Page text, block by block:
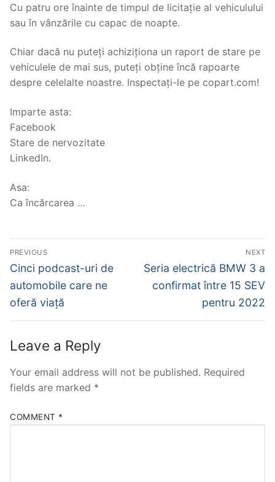
Cu patru ore înainte de timpul de licitație al vehiculului
sau în vânzările cu capac de noapte.
Chiar dacă nu puteți achiziționa un raport de stare pe
vehiculele de mai sus, puteți obține încă rapoarte
despre celelalte noastre. Inspectați-le pe copart.com!
Imparte asta:
Facebook
Stare de nervozitate
LinkedIn.
Asa:
Ca încărcarea …
Post
navigation
PREVIOUS
Previous
post:
Cinci podcast-uri de
automobile care ne
oferă viață
NEXT
Next
post:
Seria electrică BMW 3 a
confirmat între 15 SEV
pentru 2022
Leave a Reply
Your email address will not be published. Required
fields are marked *
COMMENT *